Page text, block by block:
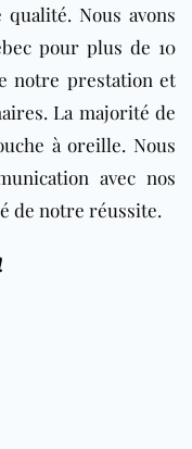
Nous avons
pour plus de 10
notre prestation et
La majorité de
à oreille. Nous
avec nos
de notre réussite.